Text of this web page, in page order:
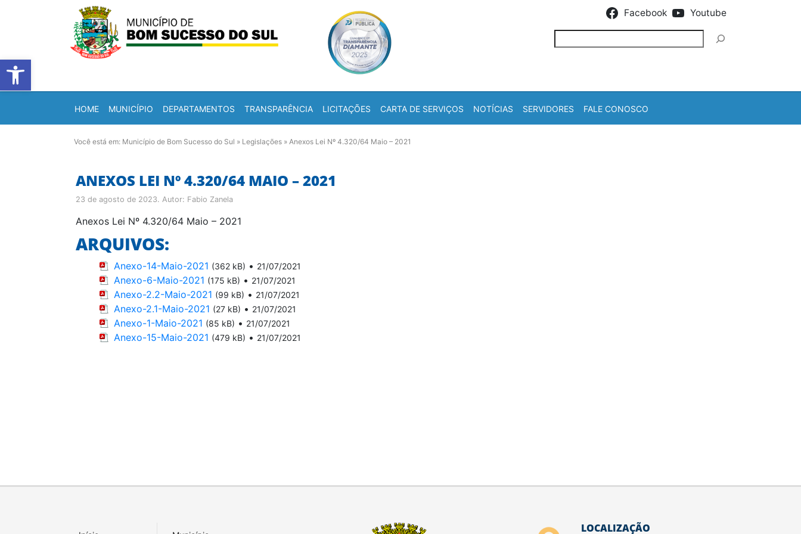
Barra de Ferramentas Aberta
Facebook Youtube
HOME MUNICÍPIO DEPARTAMENTOS TRANSPARÊNCIA LICITAÇÕES CARTA DE SERVIÇOS NOTÍCIAS SERVIDORES FALE CONOSCO
Você está em: Município de Bom Sucesso do Sul » Legislações » Anexos Lei Nº 4.320/64 Maio – 2021
ANEXOS LEI Nº 4.320/64 MAIO – 2021
23 de agosto de 2023. Autor: Fabio Zanela
Anexos Lei Nº 4.320/64 Maio – 2021
ARQUIVOS:
Anexo-14-Maio-2021 (362 kB) • 21/07/2021
Anexo-6-Maio-2021 (175 kB) • 21/07/2021
Anexo-2.2-Maio-2021 (99 kB) • 21/07/2021
Anexo-2.1-Maio-2021 (27 kB) • 21/07/2021
Anexo-1-Maio-2021 (85 kB) • 21/07/2021
Anexo-15-Maio-2021 (479 kB) • 21/07/2021
LOCALIZAÇÃO